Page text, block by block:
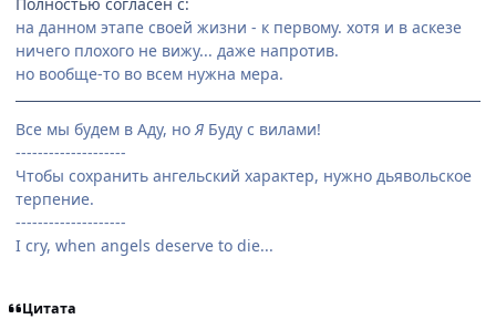
на данном этапе своей жизни - к первому. хотя и в аскезе
ничего плохого не вижу... даже напротив.
но вообще-то во всем нужна мера.
Все мы будем в Аду, ноЯ Буду с вилами!
--------------------
Чтобы сохранить ангельский характер, нужно дьявольское
терпение.
--------------------
I cry, when angels deserve to die...
Цитата